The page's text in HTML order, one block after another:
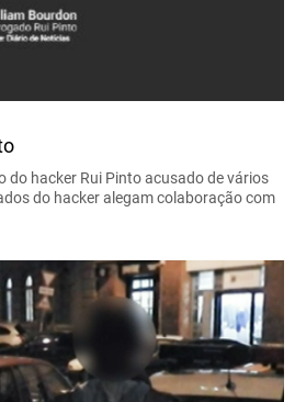
do hacker Rui Pinto acusado de vários
do hacker alegam colaboração com